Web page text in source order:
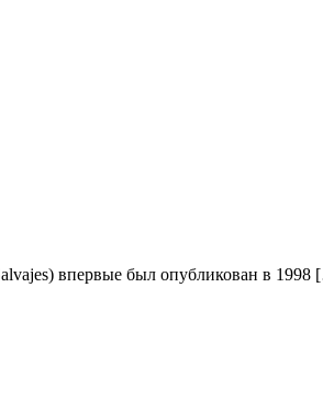
впервые был опубликован в